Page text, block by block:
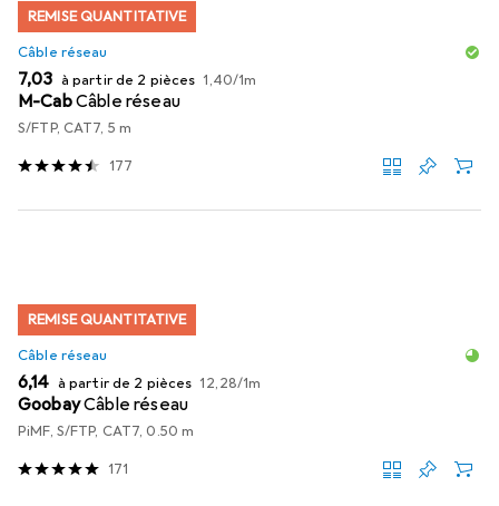
REMISE QUANTITATIVE
Câble réseau
EUR
7,03 à partir de 2 pièces EUR
1,40/1m
M-CabCâble réseau
S/FTP, CAT7, 5 m
177
REMISE QUANTITATIVE
Câble réseau
EUR
6,14 à partir de 2 pièces EUR
12,28/1m
GoobayCâble réseau
PiMF, S/FTP, CAT7, 0.50 m
171